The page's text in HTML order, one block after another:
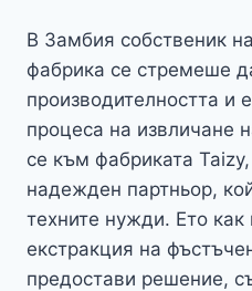
В Замбия собственик
фабрика се стремеше
производителността и
процеса на извличане
се към фабриката
надежден партньор,
техните нужди. Ето
екстракция на
предостави решение,